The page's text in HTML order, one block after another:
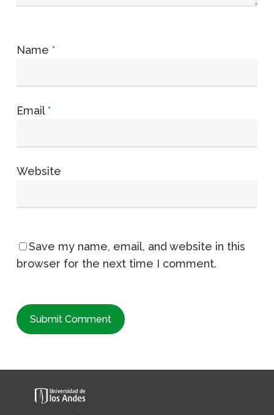
Name *
Email*
Website
Save my name, email, and website in this
browser for the next time I comment.